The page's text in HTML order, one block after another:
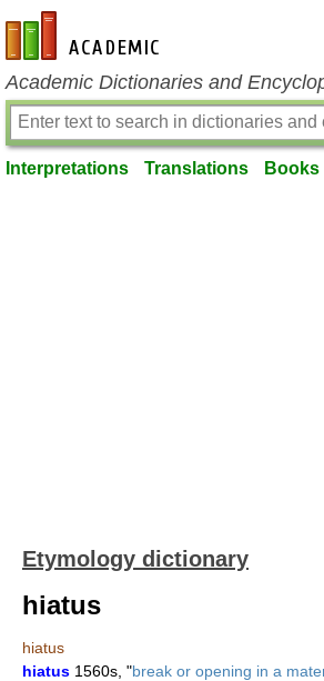
en-academic.com
Academic Dictionaries and
Interpretations Translations Books
Etymology dictionary
hiatus
hiatus
hiatus 1560s, "break or opening in a